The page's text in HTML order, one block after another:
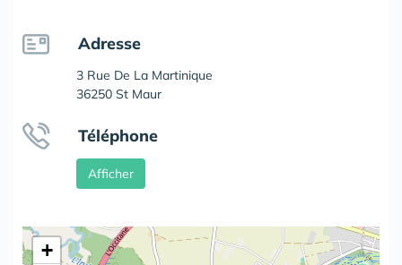
Adresse
3 Rue De La Martinique
36250 St Maur
Téléphone
Afficher
+